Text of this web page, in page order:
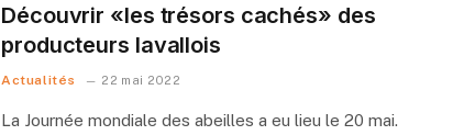
Découvrir «les trésors cachés» des
producteurs lavallois
Actualités 22 mai 2022
La Journée mondiale des abeilles a eu lieu le 20 mai.